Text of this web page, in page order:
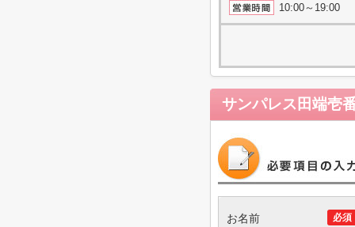
10:00～19:00
サンパレス田端壱
必須
お名前